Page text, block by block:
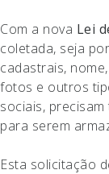
Com a nova Lei
coletada, seja
cadastrais,
fotos e outros
sociais,
para serem
Esta solicitação